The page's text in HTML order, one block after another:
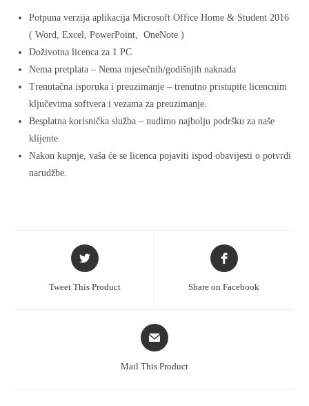
Potpuna verzija aplikacija Microsoft Office Home & Student 2016
( Word, Excel, PowerPoint, OneNote )
Doživotna licenca za 1 PC
Nema pretplata – Nema mjesečnih/godišnjih naknada
Trenutačna isporuka i preuzimanje – trenutno pristupite licencnim
ključevima softvera i vezama za preuzimanje.
Besplatna korisnička služba – nudimo najbolju podršku za naše
klijente.
Nakon kupnje, vaša će se licenca pojaviti ispod obavijesti o potvrdi
narudžbe.
Tweet This Product Share on Facebook
Mail This Product